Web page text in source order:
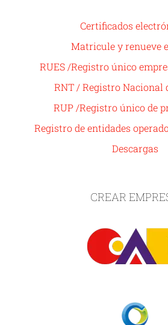
Certificados
Matricule y renueve
RUES /Registro único
RNT / Registro Nacional
RUP /Registro único de
Registro de entidades
Descargas
CREAR